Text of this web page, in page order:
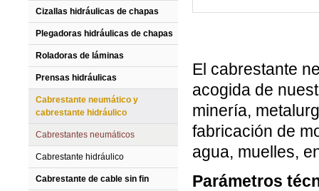
Cizallas hidráulicas de chapas
Plegadoras hidráulicas de chapas
Roladoras de láminas
Prensas hidráulicas
Cabrestante neumático y
cabrestante hidráulico
Cabrestantes neumáticos
Cabrestante hidráulico
Cabrestante de cable sin fin
El cabrestante
acogida de
minería,
fabricación de
agua, muelles,
Parámetros